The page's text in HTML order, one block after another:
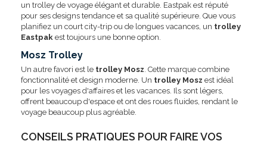
un trolley de voyage élégant et durable. Eastpak est réputé
pour ses designs tendance et sa qualité supérieure. Que vous
planifiez un court city-trip ou de longues vacances, un trolley
Eastpak est toujours une bonne option.
Mosz Trolley
Un autre favori est le trolley Mosz. Cette marque combine
fonctionnalité et design moderne. Un trolley Mosz est idéal
pour les voyages d'affaires et les vacances. Ils sont légers,
offrent beaucoup d'espace et ont des roues fluides, rendant le
voyage beaucoup plus agréable.
CONSEILS PRATIQUES POUR FAIRE VOS